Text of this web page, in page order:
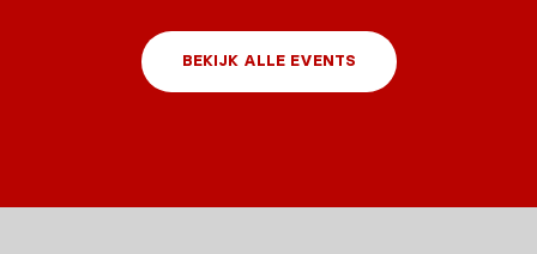
BEKIJK ALLE EVENTS